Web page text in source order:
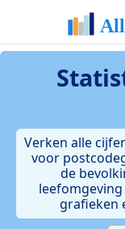
Verken alle
voor
de
grafieken